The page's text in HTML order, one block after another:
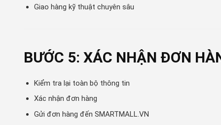
Giao hàng kỹ thuật chuyên sâu
BƯỚC 5: XÁC NHẬN ĐƠN
Kiểm tra lại toàn bộ thông tin
Xác nhận đơn hàng
Gửi đơn hàng đến SMARTMALL.VN